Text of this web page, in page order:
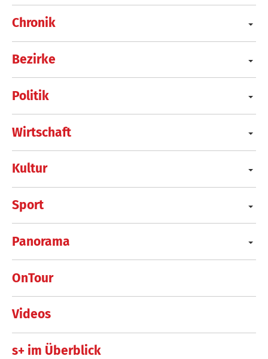
Chronik
Bezirke
Politik
Wirtschaft
Kultur
Sport
Panorama
OnTour
Videos
s+ im Überblick